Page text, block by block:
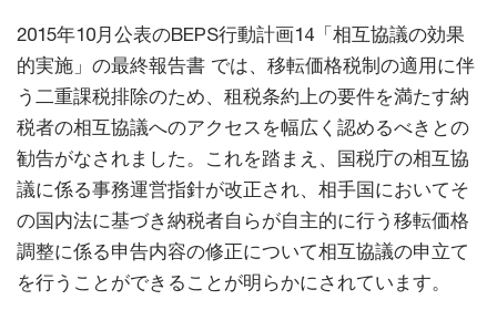
2015年10月公表のBEPS行動計画14「相互協議の効果
的実施」の最終報告書 では、移転価格税制の適用に伴
う二重課税排除のため、租税条約上の要件を満たす納
税者の相互協議へのアクセスを幅広く認めるべきとの
勧告がなされました。これを踏まえ、国税庁の相互協
議に係る事務運営指針が改正され、相手国においてそ
の国内法に基づき納税者自らが自主的に行う移転価格
調整に係る申告内容の修正について相互協議の申立て
を行うことができることが明らかにされています。